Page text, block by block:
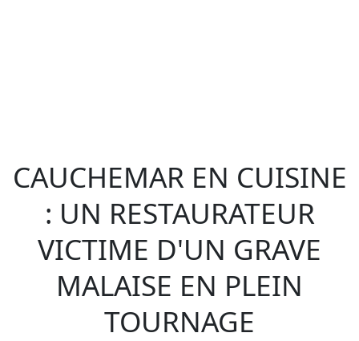
CAUCHEMAR EN CUISINE
: UN RESTAURATEUR
VICTIME D'UN GRAVE
MALAISE EN PLEIN
TOURNAGE